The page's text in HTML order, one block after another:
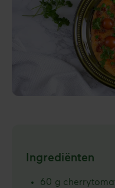
Ingrediënten
60 g